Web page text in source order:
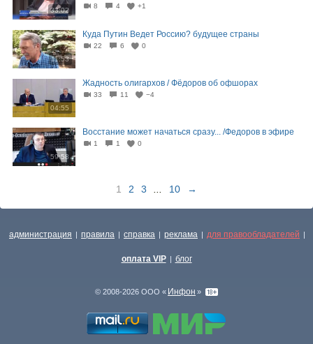
33:02
8 4 +1
11:53
Куда Путин Ведет Россию? будущее страны
22 6 0
04:55
Жадность олигархов / Фёдоров об офшорах
33 11 −4
59:58
Восстание может начаться сразу... /Федоров в эфире
1 1 0
1 2 3 10 →
администрация | правила | справка | реклама | для правообладателей |
оплата VIP | блог
© 2008-2026 ООО « Инфон »